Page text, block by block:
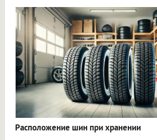
Расположение шин при хранении